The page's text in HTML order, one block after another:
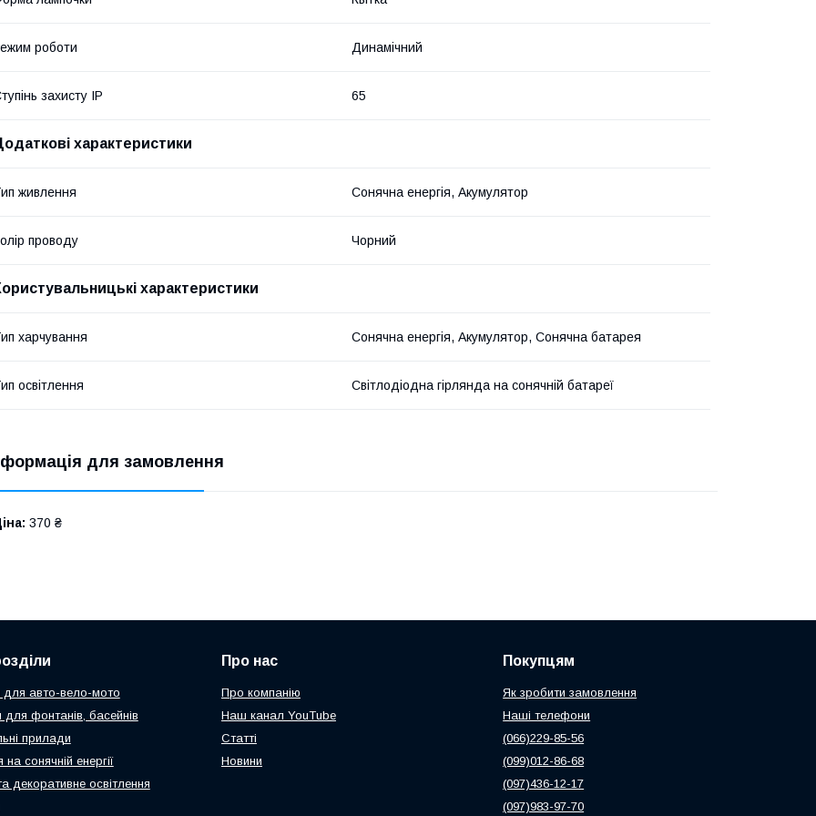
роботи Динамічний
захисту IP 65
характеристики
живлення Сонячна енергія, Акумулятор
проводу Чорний
характеристики
харчування Сонячна енергія, Акумулятор, Сонячна батарея
освітлення Світлодіодна гірлянда на сонячній батареї
для замовлення
370 ₴
для авто-вело-мото
фонтанів, басейнів
прилади
на сонячній енергії
декоративне освітлення
Про нас
Про компанію
Наш канал YouTube
Статті
Новини
Покупцям
Як зробити замовлення
Наші телефони
(066)229-85-56
(099)012-86-68
(097)436-12-17
(097)983-97-70